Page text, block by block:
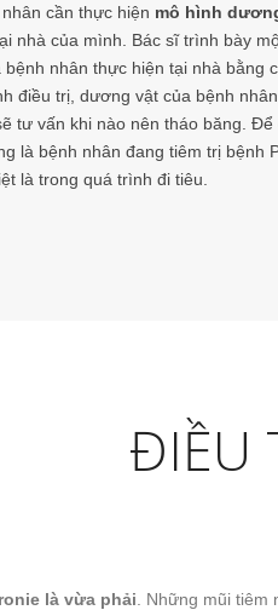
cần thực hiện mô hình
nhà của mình. Bác sĩ trình bày
nhân thực hiện tại nhà bằng
điều trị, dương vật của bệnh
tư vấn khi nào nên tháo băng. Để
là bệnh nhân đang tiêm trị bệnh
là trong quá trình đi tiêu.
ĐIỀU
là vừa phải . Những mũi